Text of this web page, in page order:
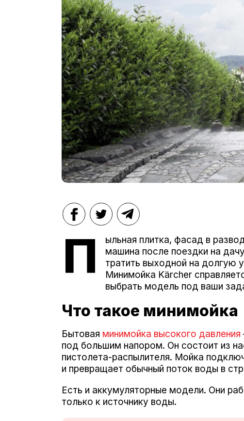
П
ыльная плитка, фасад в
машина после поездки на
тратить выходной на долгую
Минимойка Kärcher
выбрать модель под ваши
Что такое минимойка
Бытовая минимойка высокого давления
под большим напором. Он состоит из
пистолета-распылителя. Мойка
и превращает обычный поток воды в
Есть и аккумуляторные модели. Они
только к источнику воды.